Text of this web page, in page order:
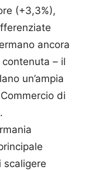
(+3,3%),
ancora
– il
un’ampia
di
scaligere